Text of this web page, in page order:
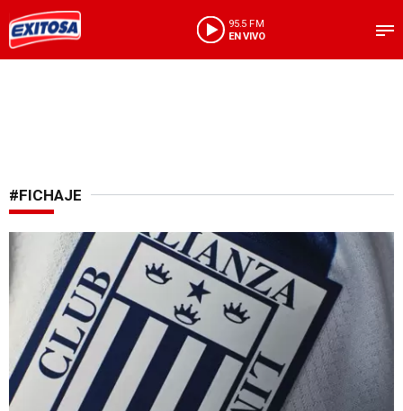
95.5 FM
EN VIVO
#FICHAJE
Refuerzo internacional